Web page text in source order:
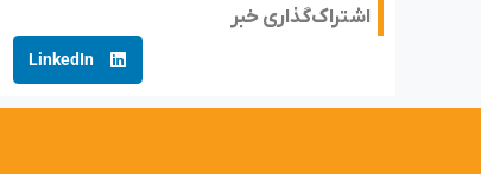
اشتراک‌گذاری خبر
LinkedIn